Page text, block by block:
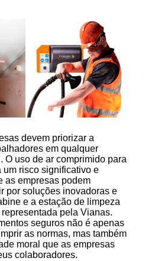
devem priorizar a
em qualquer
O uso de ar comprimido para
um risco significativo e
as empresas podem
por soluções inovadoras e
e a estação de limpeza
pela Vianas.
seguros não é apenas
as normas, mas também
moral que as empresas
colaboradores.